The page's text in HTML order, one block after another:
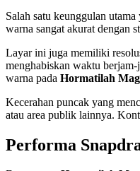
Salah satu keunggulan utama
warna sangat akurat dengan
Layar ini juga memiliki
menghabiskan waktu
warna pada Hormatilah
Kecerahan puncak yang
atau area publik lainnya.
Performa